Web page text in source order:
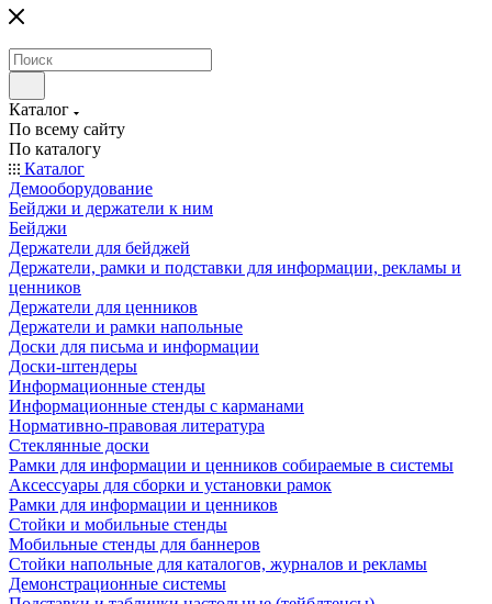
Каталог
По всему сайту
По каталогу
Каталог
Демооборудование
Бейджи и держатели к ним
Бейджи
Держатели для бейджей
Держатели, рамки и подставки для информации, рекламы и
ценников
Держатели для ценников
Держатели и рамки напольные
Доски для письма и информации
Доски-штендеры
Информационные стенды
Информационные стенды с карманами
Нормативно-правовая литература
Стеклянные доски
Рамки для информации и ценников собираемые в системы
Аксессуары для сборки и установки рамок
Рамки для информации и ценников
Стойки и мобильные стенды
Мобильные стенды для баннеров
Стойки напольные для каталогов, журналов и рекламы
Демонстрационные системы